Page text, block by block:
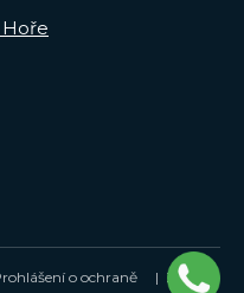
o ochraně
| Zásady